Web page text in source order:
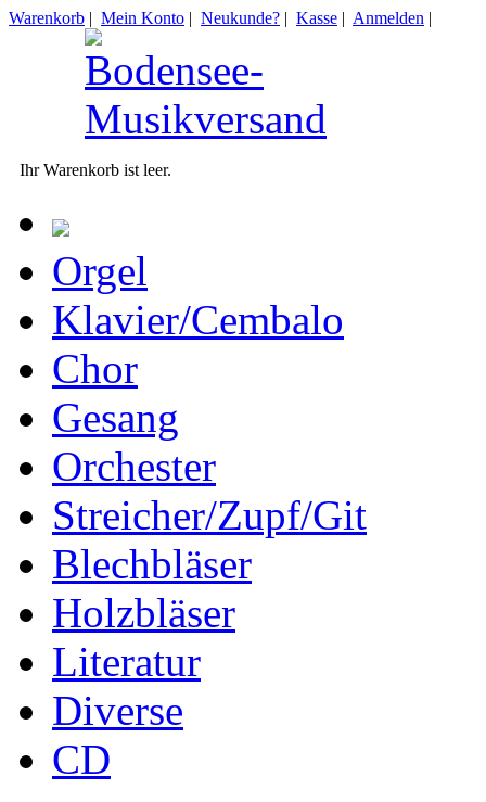
Warenkorb | Mein Konto | Neukunde? | Kasse | Anmelden |
Ihr Warenkorb ist leer.
Orgel
Klavier/Cembalo
Chor
Gesang
Orchester
Streicher/Zupf/Git
Blechbläser
Holzbläser
Literatur
Diverse
CD